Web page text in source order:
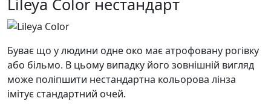
Lileya Color нестандарт
Буває що у людини одне око має атрофовану рогівку
або більмо. В цьому випадку його зовнішній вигляд
може поліпшити нестандартна кольорова лінза
імітує стандартний очей.